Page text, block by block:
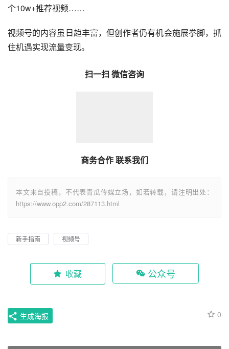
个10w+推荐视频……
视频号的内容虽日趋丰富，但创作者仍有机会施展拳脚，抓
住机遇实现流量变现。
扫一扫 微信咨询
商务合作 联系我们
本文来自投稿，不代表青瓜传媒立场，如若转载，请注明出处：
https://www.opp2.com/287113.html
新手指南 视频号
收藏 公众号
0
生成海报